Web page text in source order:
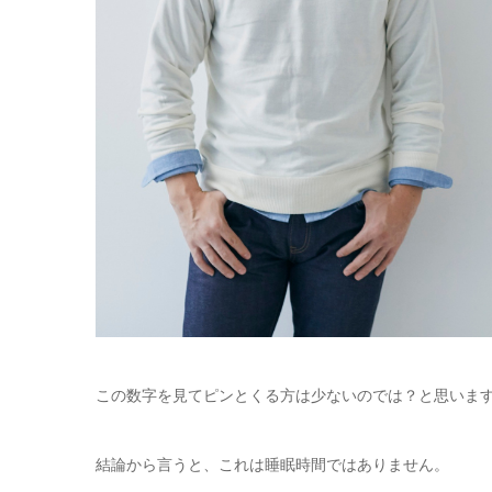
この数字を見てピンとくる方は少ないのでは？と思いま
結論から言うと、これは睡眠時間ではありません。